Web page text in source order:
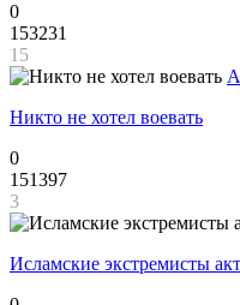
0
153231
15
Никто не хотел воевать
0
151397
3
Исламские экстремисты